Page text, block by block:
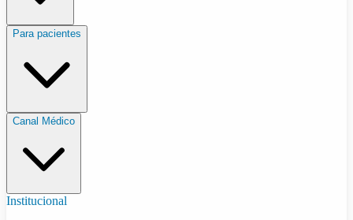
Para pacientes
Canal Médico
Institucional